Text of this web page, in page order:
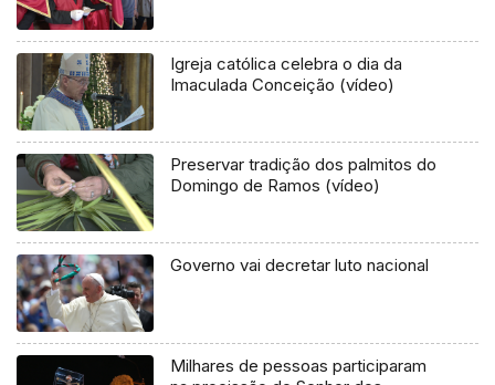
Igreja católica celebra o dia da
Imaculada Conceição (vídeo)
Preservar tradição dos palmitos do
Domingo de Ramos (vídeo)
Governo vai decretar luto nacional
Milhares de pessoas participaram